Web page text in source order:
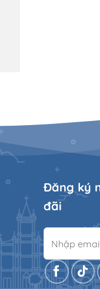
Đăng ký
đãi